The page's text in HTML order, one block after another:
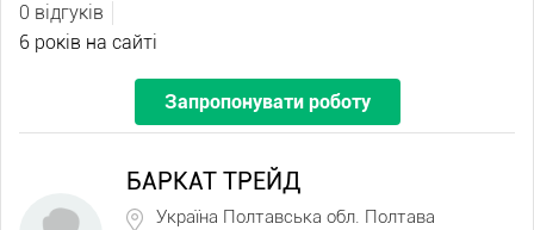
0 відгуків
6 років на сайті
Запропонувати роботу
БАРКАТ ТРЕЙД
Україна Полтавська обл. Полтава